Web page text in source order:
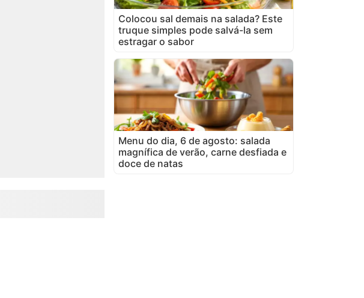
Colocou sal demais na salada? Este
truque simples pode salvá-la sem
estragar o sabor
Menu do dia, 6 de agosto: salada
magnífica de verão, carne desfiada e
doce de natas